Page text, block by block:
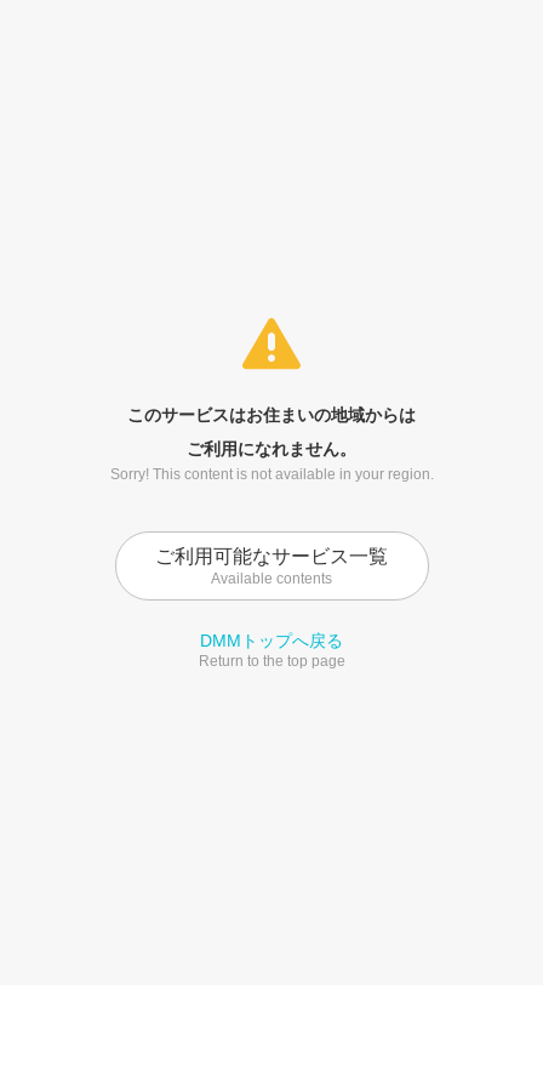
このサービスはお住まいの地域からは
ご利用になれません。
Sorry! This content is not available in your region.
ご利用可能なサービス一覧
Available contents
DMMトップへ戻る
Return to the top page